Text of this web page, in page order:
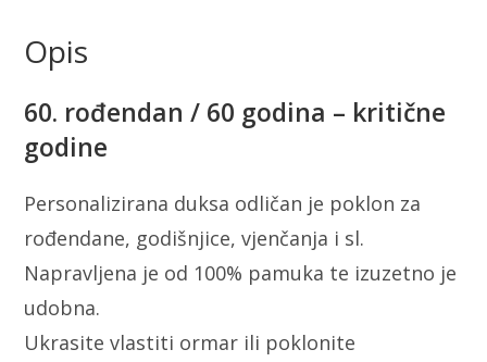
Opis
60. rođendan / 60 godina – kritične
godine
Personalizirana duksa odličan je poklon za
rođendane, godišnjice, vjenčanja i sl.
Napravljena je od 100% pamuka te izuzetno je
udobna.
Ukrasite vlastiti ormar ili poklonite